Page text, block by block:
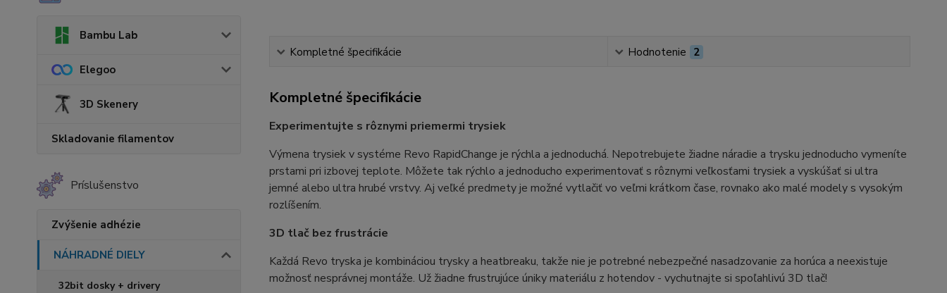
Bambu Lab
Elegoo
3D Skenery
Skladovanie filamentov
Príslušenstvo
Zvýšenie adhézie
NÁHRADNÉ DIELY
32bit dosky + drivery
Kompletné špecifikácie Hodnotenie 2
Kompletné špecifikácie
Experimentujte s rôznymi priemermi trysiek
Výmena trysiek v systéme Revo RapidChange je rýchla a jednoduchá. Nepotrebujete žiadne náradie a trysku jednoducho vymeníte
prstami pri izbovej teplote. Môžete tak rýchlo a jednoducho experimentovať s rôznymi veľkosťami trysiek a vyskúšať si ultra
jemné alebo ultra hrubé vrstvy. Aj veľké predmety je možné vytlačiť vo veľmi krátkom čase, rovnako ako malé modely s vysokým
rozlíšením.
3D tlač bez frustrácie
Každá Revo tryska je kombináciou trysky a heatbreaku, takže nie je potrebné nebezpečné nasadzovanie za horúca a neexistuje
možnosť nesprávnej montáže. Už žiadne frustrujúce úniky materiálu z hotendov - vychutnajte si spoľahlivú 3D tlač!